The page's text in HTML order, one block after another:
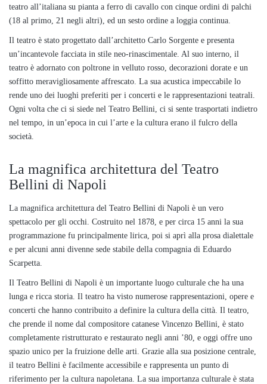
teatro all’italiana su pianta a ferro di cavallo con cinque ordini di palchi
(18 al primo, 21 negli altri), ed un sesto ordine a loggia continua.
Il teatro è stato progettato dall’architetto Carlo Sorgente e presenta
un’incantevole facciata in stile neo-rinascimentale. Al suo interno, il
teatro è adornato con poltrone in velluto rosso, decorazioni dorate e un
soffitto meravigliosamente affrescato. La sua acustica impeccabile lo
rende uno dei luoghi preferiti per i concerti e le rappresentazioni teatrali.
Ogni volta che ci si siede nel Teatro Bellini, ci si sente trasportati indietro
nel tempo, in un’epoca in cui l’arte e la cultura erano il fulcro della
società.
La magnifica architettura del Teatro
Bellini di Napoli
La magnifica architettura del Teatro Bellini di Napoli è un vero
spettacolo per gli occhi. Costruito nel 1878, e per circa 15 anni la sua
programmazione fu principalmente lirica, poi si aprì alla prosa dialettale
e per alcuni anni divenne sede stabile della compagnia di Eduardo
Scarpetta.
Il Teatro Bellini di Napoli è un importante luogo culturale che ha una
lunga e ricca storia. Il teatro ha visto numerose rappresentazioni, opere e
concerti che hanno contribuito a definire la cultura della città. Il teatro,
che prende il nome dal compositore catanese Vincenzo Bellini, è stato
completamente ristrutturato e restaurato negli anni ’80, e oggi offre uno
spazio unico per la fruizione delle arti. Grazie alla sua posizione centrale,
il teatro Bellini è facilmente accessibile e rappresenta un punto di
riferimento per la cultura napoletana. La sua importanza culturale è stata